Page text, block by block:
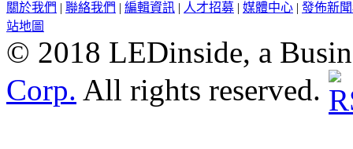
關於我們 | 聯絡我們 | 編輯資訊 | 人才招募 | 媒體中心 | 發佈新
站地圖
© 2018 LEDinside, a
Corp. All rights reserved.